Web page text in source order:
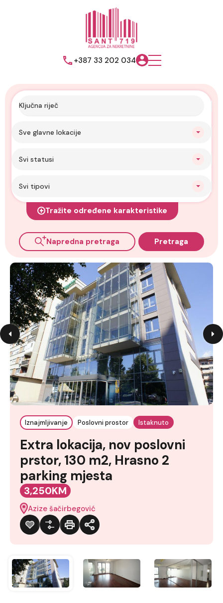
+387 33 202 034
Sve glavne lokacije
Svi statusi
Svi tipovi
Tražite određene karakteristike
Napredna pretraga Pretraga
Iznajmljivanje Poslovni prostor Istaknuto
Extra lokacija, nov poslovni
prstor, 130 m2, Hrasno 2
parking mjesta
3,250KM
Azize šačirbegović